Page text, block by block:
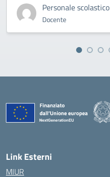
Personale scolastico
Docente
Link Esterni
MIUR